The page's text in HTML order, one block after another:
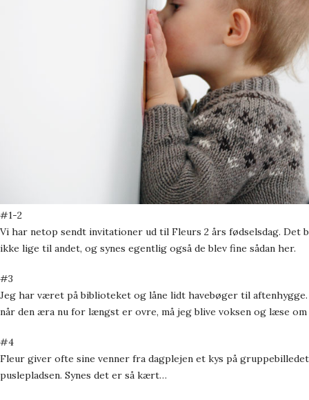
#1-2
Vi har netop sendt invitationer ud til Fleurs 2 års fødselsdag. Det
ikke lige til andet, og synes egentlig også de blev fine sådan her.
#3
Jeg har været på biblioteket og låne lidt havebøger til
når den æra nu for længst er ovre, må jeg blive voksen og læse
#4
Fleur giver ofte sine venner fra dagplejen et kys på
puslepladsen. Synes det er så kært…